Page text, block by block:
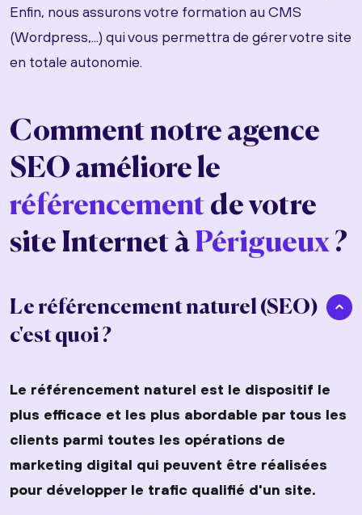
Enfin, nous assurons votre formation au CMS
(Wordpress,...) qui vous permettra de gérer votre site
en totale autonomie.
Comment notre agence
SEO améliore le
référencement de votre
site Internet àPérigueux?
Le référencement naturel (SEO)
c'est quoi ?
Le référencement naturel est le dispositif le
plus efficace et les plus abordable par tous les
clients parmi toutes les opérations de
marketing digital qui peuvent être réalisées
pour développer le trafic qualifié d'un site.